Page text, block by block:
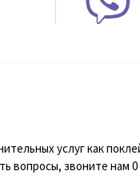
услуг как
звоните нам 0